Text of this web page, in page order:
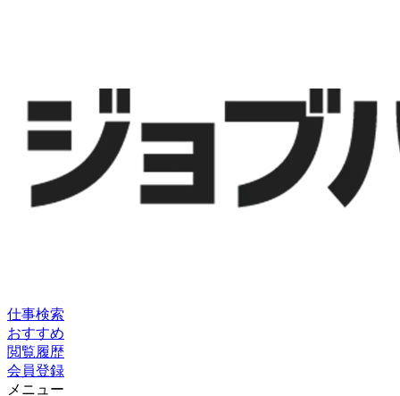
仕事検索
おすすめ
閲覧履歴
会員登録
メニュー